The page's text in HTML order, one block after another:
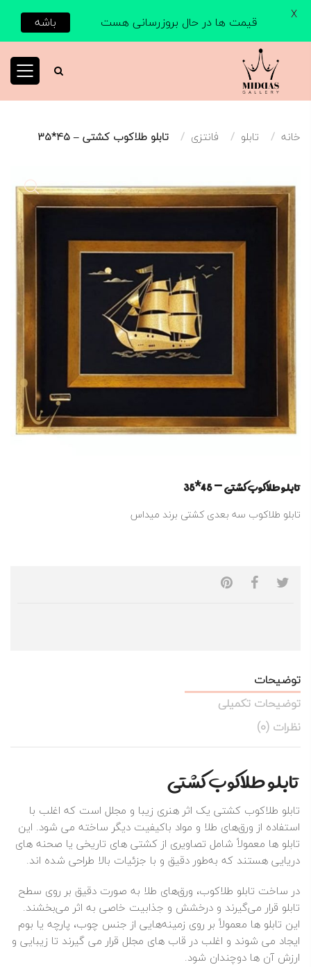
خانه تابلو فانتزی تابلو طلاکوب کشتی – 45*35
تابلو طلاکوب کشتی – 45*35
تابلو طلاکوب سه بعدی کشتی برند میداس
توضیحات
توضیحات تکمیلی
نظرات (0)
تابلو طلاکوب کشتی
تابلو طلاکوب کشتی یک اثر هنری زیبا و مجلل است که اغلب با
استفاده از ورق‌های طلا و مواد باکیفیت دیگر ساخته می‌ شود. این
تابلو ها معمولاً شامل تصاویری از کشتی‌ های تاریخی یا صحنه‌ های
دریایی هستند که به‌طور دقیق و با جزئیات بالا طراحی شده‌ اند.
در ساخت تابلو طلاکوب، ورق‌های طلا به صورت دقیق بر روی سطح
تابلو قرار می‌گیرند و درخشش و جذابیت خاصی به اثر می‌بخشند.
این تابلو ها معمولاً بر روی زمینه‌هایی از جنس چوب، پارچه یا بوم
ایجاد می‌ شوند و اغلب در قاب‌ های مجلل قرار می‌ گیرند تا زیبایی و
ارزش آن‌ ها دوچندان شود.
قیمت ها در حال بروزرسانی هست باشه X